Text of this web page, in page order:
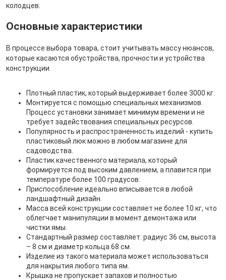
колодцев.
Основные характеристики
В процессе выбора товара, стоит учитывать массу нюансов,
которые касаются обустройства, прочности и устройства
конструкции.
Плотный пластик, который выдерживает более 3000 кг.
Монтируется с помощью специальных механизмов.
Процесс установки занимает минимум времени и не
требует задействования специальных ресурсов.
Популярность и распространенность изделий - купить
пластиковый люк можно в любом магазине для
садоводства.
Пластик качественного материала, который
формируется под высоким давлением, а плавится при
температуре более 100 градусов.
Приспособление идеально вписывается в любой
ландшафтный дизайн.
Масса всей конструкции составляет не более 10 кг, что
облегчает манипуляции в момент демонтажа или
чистки ямы.
Стандартный размер составляет: радиус 36 см, высота
– 8 см и диаметр кольца 68 см.
Изделие из такого материала может использоваться
для накрытия любого типа ям.
Крышка не пропускает запахов и полностью